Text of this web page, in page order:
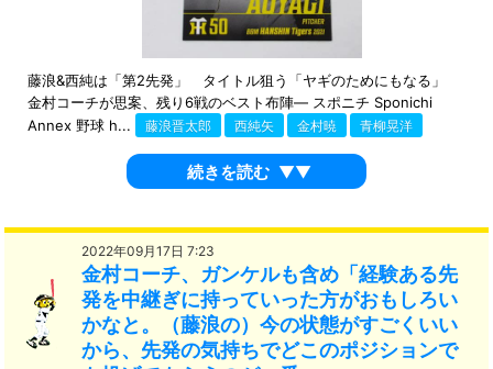
藤浪&西純は「第2先発」 タイトル狙う「ヤギのためにもなる」
金村コーチが思案、残り6戦のベスト布陣― スポニチ Sponichi
Annex 野球 h...
藤浪晋太郎 西純矢 金村暁 青柳晃洋
続きを読む ▼▼
2022年09月17日 7:23
金村コーチ、ガンケルも含め「経験ある先
発を中継ぎに持っていった方がおもしろい
かなと。（藤浪の）今の状態がすごくいい
から、先発の気持ちでどこのポジションで